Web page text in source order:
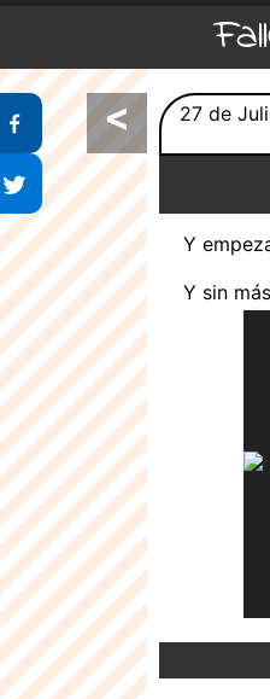
<
Compartir en
Compartir en
27 de
Y
Y sin